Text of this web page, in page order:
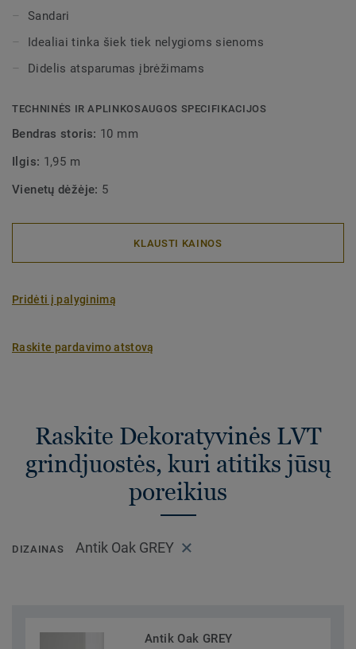
Sandari
Idealiai tinka šiek tiek nelygioms sienoms
Didelis atsparumas įbrėžimams
TECHNINĖS IR APLINKOSAUGOS SPECIFIKACIJOS
Bendras storis: 10 mm
Ilgis: 1,95 m
Vienetų dėžėje: 5
KLAUSTI KAINOS
Pridėti į palyginimą
Raskite pardavimo atstovą
Raskite Dekoratyvinės LVT
grindjuostės, kuri atitiks jūsų
poreikius
DIZAINAS Antik Oak GREY
Antik Oak GREY